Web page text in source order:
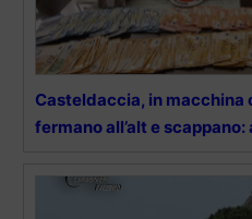
Casteldaccia, in macchina
fermano all’alt e